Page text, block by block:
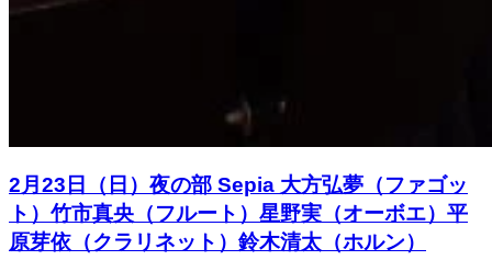
2月23日（日）夜の部 Sepia 大方弘夢（ファゴッ
ト）竹市真央（フルート）星野実（オーボエ）平
原芽依（クラリネット）鈴木清太（ホルン）